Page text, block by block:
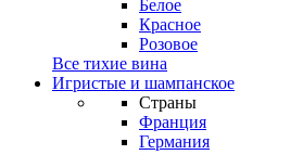
Белое
Красное
Розовое
Все тихие вина
Игристые и шампанское
Страны
Франция
Германия